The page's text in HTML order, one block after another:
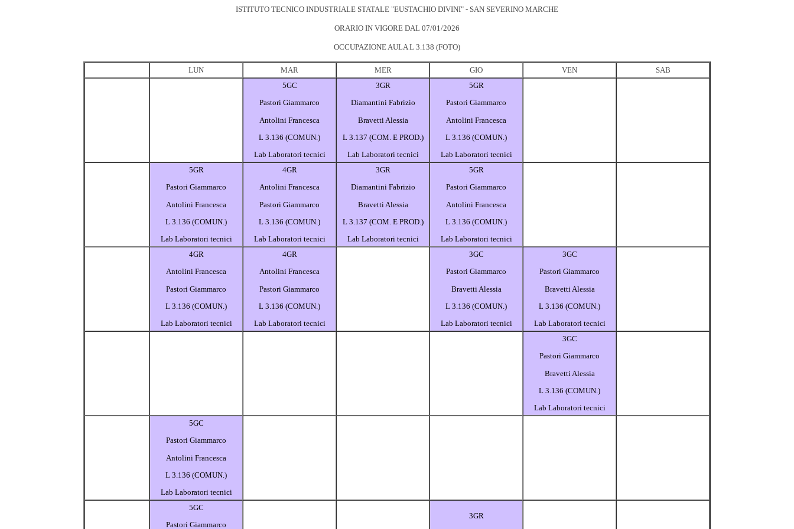
ISTITUTO TECNICO INDUSTRIALE STATALE "EUSTACHIO DIVINI" - SAN SEVERINO MARCHE
ORARIO IN VIGORE DAL 07/01/2026
OCCUPAZIONE AULA L 3.138 (FOTO)
LUN MAR MER GIO VEN
SAB
5GC
Pastori Giammarco
Antolini Francesca
L 3.136 (COMUN.)
Lab Laboratori tecnici
3GR
Diamantini Fabrizio
Bravetti Alessia
L 3.137 (COM. E PROD.)
Lab Laboratori tecnici
5GR
Pastori Giammarco
Antolini Francesca
L 3.136 (COMUN.)
Lab Laboratori tecnici
5GR
Pastori Giammarco
Antolini Francesca
L 3.136 (COMUN.)
Lab Laboratori tecnici
4GR
Antolini Francesca
Pastori Giammarco
L 3.136 (COMUN.)
Lab Laboratori tecnici
3GR
Diamantini Fabrizio
Bravetti Alessia
L 3.137 (COM. E PROD.)
Lab Laboratori tecnici
5GR
Pastori Giammarco
Antolini Francesca
L 3.136 (COMUN.)
Lab Laboratori tecnici
4GR
Antolini Francesca
Pastori Giammarco
L 3.136 (COMUN.)
Lab Laboratori tecnici
4GR
Antolini Francesca
Pastori Giammarco
L 3.136 (COMUN.)
Lab Laboratori tecnici
3GC
Pastori Giammarco
Bravetti Alessia
L 3.136 (COMUN.)
Lab Laboratori tecnici
3GC
Pastori Giammarco
Bravetti Alessia
L 3.136 (COMUN.)
Lab Laboratori tecnici
3GC
Pastori Giammarco
Bravetti Alessia
L 3.136 (COMUN.)
Lab Laboratori tecnici
5GC
Pastori Giammarco
Antolini Francesca
L 3.136 (COMUN.)
Lab Laboratori tecnici
5GC
Pastori Giammarco
3GR